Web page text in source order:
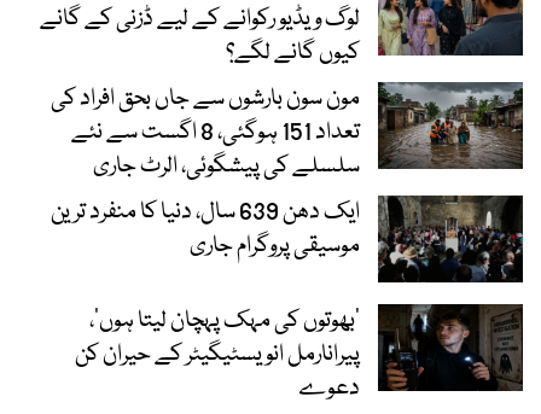
لوگ ویڈیو رکوانے کے لیے ڈزنی کے گانے
کیوں گانے لگے؟
مون سون بارشوں سے جاں بحق افراد کی
تعداد 151 ہوگئی، 8 اگست سے نئے
سلسلے کی پیشگوئی، الرٹ جاری
ایک دھن 639 سال، دنیا کا منفرد ترین
موسیقی پروگرام جاری
‘بھوتوں کی مہک پہچان لیتا ہوں’،
پیرانارمل انویسٹیگیٹر کے حیران کن
دعوے